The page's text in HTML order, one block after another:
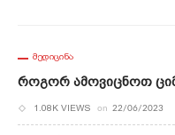
ᲛᲔᲓᲘᲪᲘᲜᲐ
Როგორ Ამოვიცნოთ
1.08K VIEWS on 22/06/2023